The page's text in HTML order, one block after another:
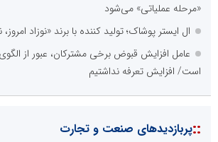
«مرحله عملیاتی» می‌شود
ال ایستر پوشاک؛ تولید کننده با برند «نوزاد امروز،
عامل افزایش قبوض برخی مشترکان، عبور از
است/ افزایش تعرفه نداشتیم
::پربازدیدهای صنعت و تجارت